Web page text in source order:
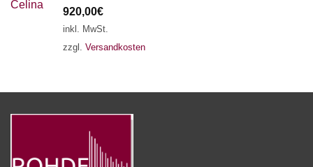
920,00€
inkl. MwSt.
zzgl. Versandkosten